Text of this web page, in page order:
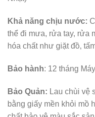
Khả năng chịu nước:
thể đi mưa, rửa tay, rửa
hóa chất như giặt đồ,
Bảo hành: 12 tháng Máy
Bảo Quản: Lau chùi vệ
bằng giấy mền khỏi mồ